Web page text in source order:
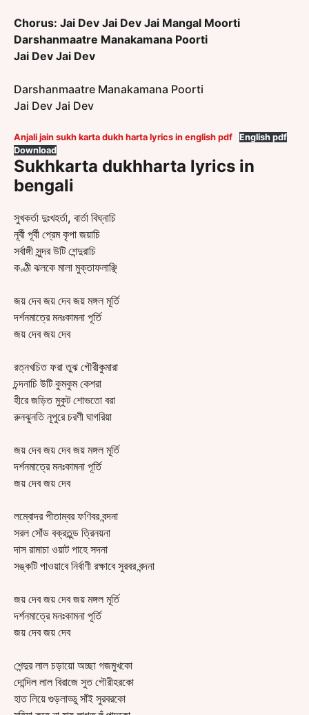
Chorus: Jai Dev Jai Dev Jai Mangal Moorti
Darshanmaatre Manakamana Poorti
Jai Dev Jai Dev
Darshanmaatre Manakamana Poorti
Jai Dev Jai Dev
Anjali jain sukh karta dukh harta lyrics in english pdf
English pdf
Download
Sukhkarta dukhharta lyrics in
bengali
সুখকর্তা দুঃখহর্তা, বার্তা বিঘ্নাচি
নূর্বী পূর্বী প্রেম কৃপা জয়াচি
সর্বাঙ্গী সুন্দর উটি শেন্দুরাচি
কণ্ঠী ঝলকে মালা মুক্তাফলাঞ্ছি
জয় দেব জয় দেব জয় মঙ্গল মূর্তি
দর্শনমাত্রে মনঃকামনা পূর্তি
জয় দেব জয় দেব
রত্নখচিত ফরা তুঝ গৌরীকুমারা
চন্দনাচি উটি কুমকুম কেশরা
হীরে জড়িত মুকুট শোভতো বরা
রুনঝুনতি নূপুরে চরণী ঘাগরিয়া
জয় দেব জয় দেব জয় মঙ্গল মূর্তি
দর্শনমাত্রে মনঃকামনা পূর্তি
জয় দেব জয় দেব
লম্বোদর পীতাম্বর ফণিবর বন্দনা
সরল সোঁড বক্রতুন্ড ত্রিনয়না
দাস রামাচা ওয়াট পাহে সদনা
সঙ্কটি পাওয়াবে নির্বাণী রক্ষাবে সুরবর বন্দনা
জয় দেব জয় দেব জয় মঙ্গল মূর্তি
দর্শনমাত্রে মনঃকামনা পূর্তি
জয় দেব জয় দেব
শেন্দুর লাল চড়ায়ো অচ্ছা গজমুখকো
দোন্দিল লাল বিরাজে সুত গৌরীহরকো
হাত লিয়ে গুড়লাড্ডু সাঁই সুরবরকো